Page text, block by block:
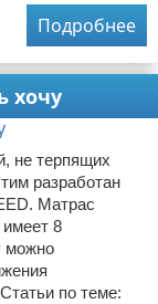
Подробнее
хочу
не терпящих
разработан
Матрас
8
можно
по теме: